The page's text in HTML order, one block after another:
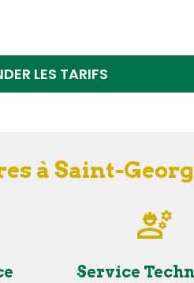
LES TARIFS
à Saint-
Service